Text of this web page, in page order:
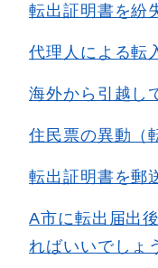
転出証明書を紛
代理人による転
海外から引越し
住民票の異動（
転出証明書を郵
A市に転出届出
ればいいでしょ